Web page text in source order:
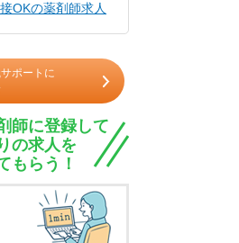
OKの薬剤師求人
ポートに
師に登録して
の求人を
もらう！